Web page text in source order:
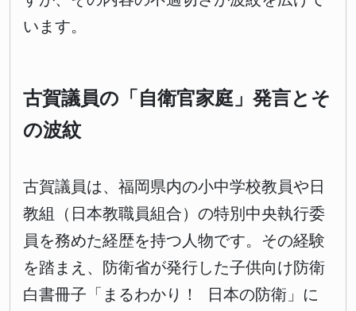
います。
古賀議員の「自衛官家庭」発言とそ
の波紋
古賀議員は、福岡県内の小中学校教員や日
教組（日本教職員組合）の特別中央執行委
員を務めた経歴を持つ人物です。その経験
を踏まえ、防衛省が発行した子供向け防衛
白書冊子「まるわかり！ 日本の防衛」に